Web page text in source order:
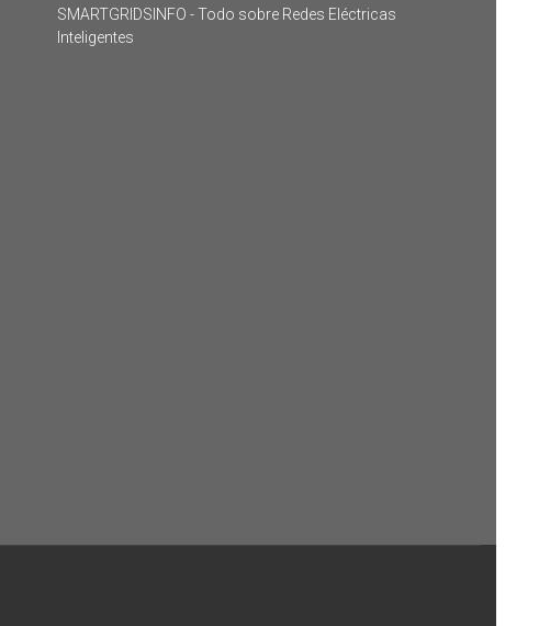
SMARTGRIDSINFO - Todo sobre Redes Eléctricas
Inteligentes